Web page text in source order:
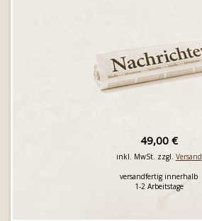
49,00 €
inkl. MwSt. zzgl. Versand
versandfertig innerhalb
1-2 Arbeitstage